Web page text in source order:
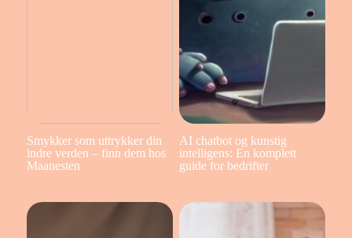
Smykker som uttrykker din
indre verden – finn dem hos
Maanesten
AI chatbot og kunstig
intelligens: En komplett
guide for bedrifter